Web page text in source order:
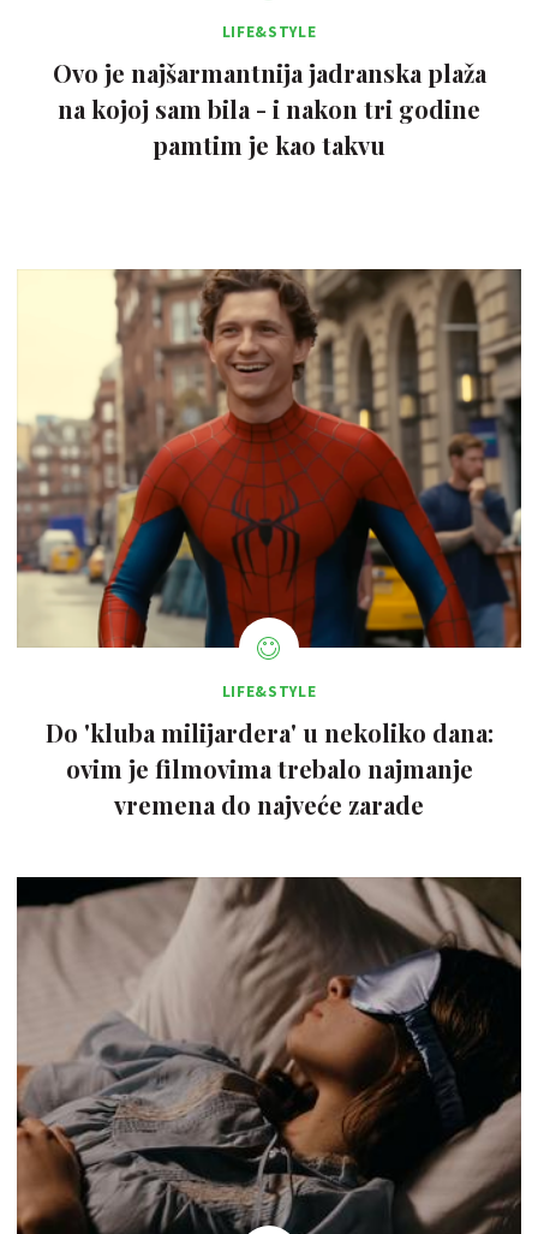
LIFE&STYLE
Ovo je najšarmantnija jadranska plaža
na kojoj sam bila - i nakon tri godine
pamtim je kao takvu
LIFE&STYLE
Do 'kluba milijardera' u nekoliko dana:
ovim je filmovima trebalo najmanje
vremena do najveće zarade